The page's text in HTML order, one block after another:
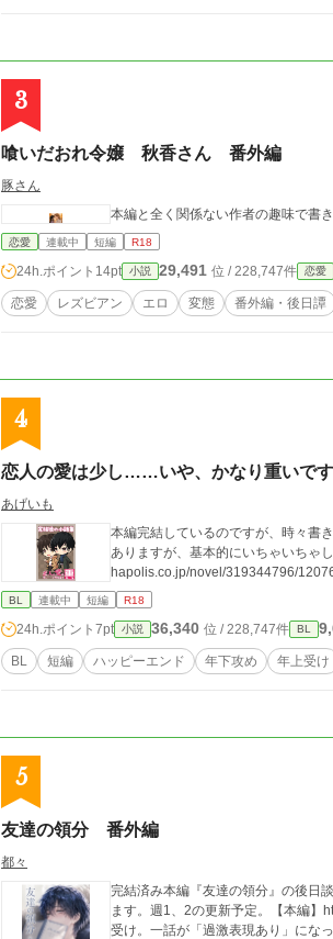
3
喰いだおれ令嬢 秋香さん 番外編
豚さん
本編と全く関係ない作者の趣味で書
恋愛 連載中 短編 R18
24h.ポイント 14pt 小説 29,491 位 / 228,747件 恋愛
恋愛 レズビアン エロ 変態 番外編・後日譚
4
恋人の愛は少し……いや、かなり重いです
あげいも
本編完結しているのですが、時々書
ありますが、基本的にいちゃいちゃしています。 キャラ設定その他は、本編の方でご確
hapolis.co.jp/novel/319344796/
BL 連載中 短編 R18
24h.ポイント 7pt 小説 36,340 位 / 228,747件 BL
BL 短編 ハッピーエンド 年下攻め 年上受け
5
友達の領分 番外編
都々
完結済み本編『友達の領分』の後日
ます。週1、2の更新予定。【本編
受け。一話が「過激表現あり」にな